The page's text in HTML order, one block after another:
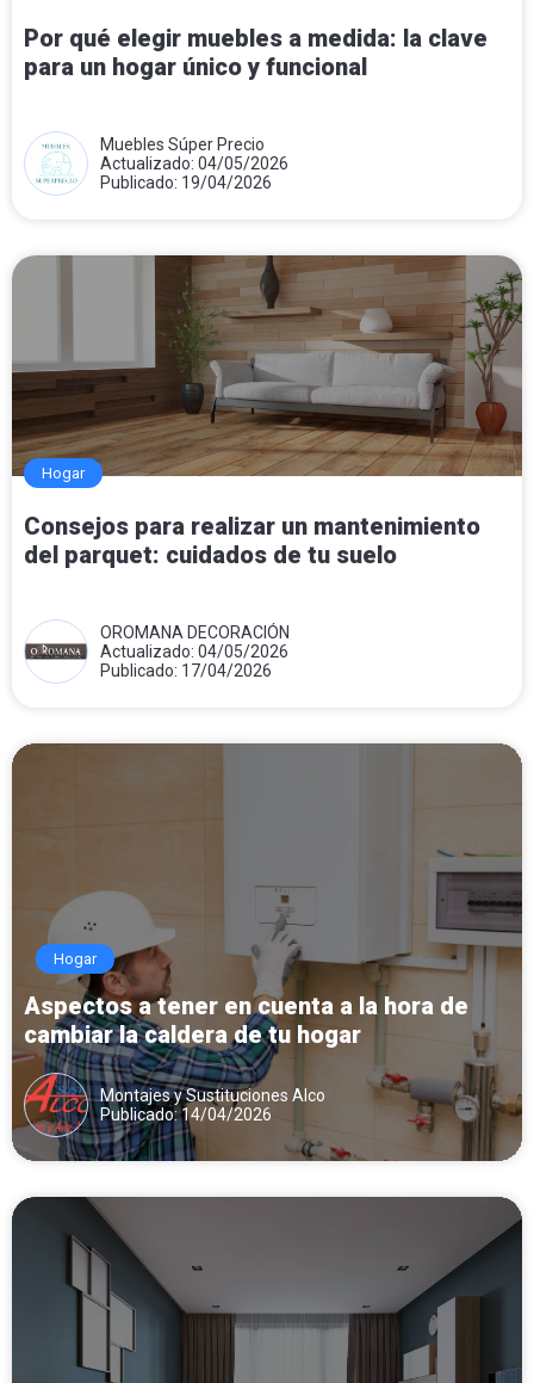
Por qué elegir muebles a medida: la clave
para un hogar único y funcional
Muebles Súper Precio
Actualizado: 04/05/2026
Publicado: 19/04/2026
Hogar
Consejos para realizar un mantenimiento
del parquet: cuidados de tu suelo
OROMANA DECORACIÓN
Actualizado: 04/05/2026
Publicado: 17/04/2026
Hogar
Aspectos a tener en cuenta a la hora de
cambiar la caldera de tu hogar
Montajes y Sustituciones Alco
Publicado: 14/04/2026